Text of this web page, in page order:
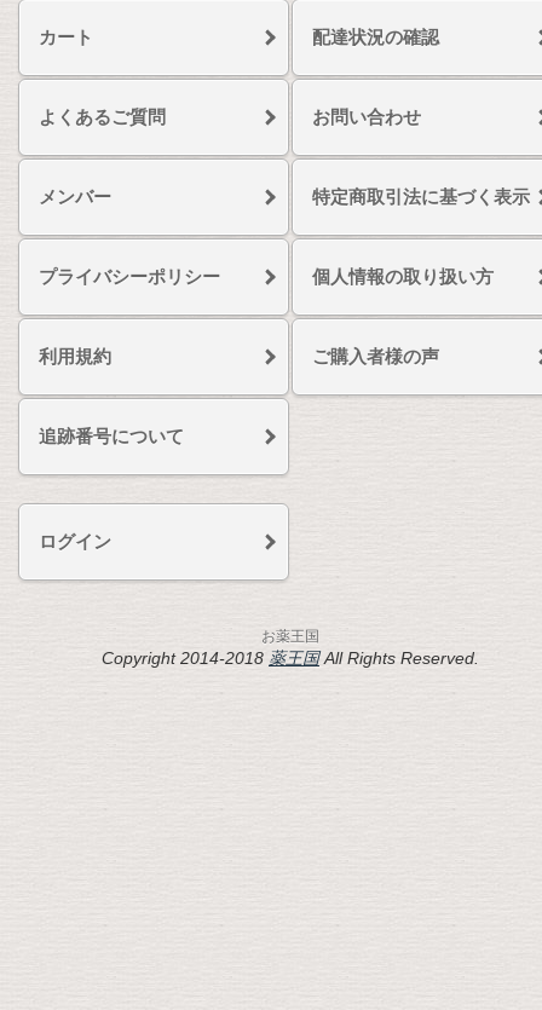
カート 配達状況の確認
よくあるご質問 お問い合わせ
メンバー 特定商取引法に基づく表示
プライバシーポリシー 個人情報の取り扱い方
利用規約 ご購入者様の声
追跡番号について
ログイン
お薬王国
Copyright 2014-2018 薬王国All Rights Reserved.